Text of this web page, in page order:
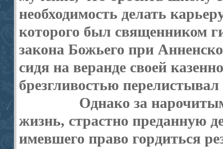
необходимость делать
которого был священником
закона Божьего при
сидя на веранде своей
брезгливостью
Однако за
жизнь, страстно преданную
имевшего право гордиться